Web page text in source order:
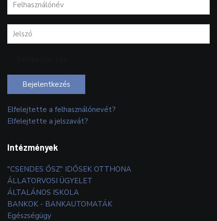
Bejelentkezés
Elfelejtette a felhasználónevét?
Elfelejtette a jelszavát?
Intézmények
"CSENDES ŐSZ" IDŐSEK OTTHONA
ÁLLATORVOSI ÜGYELET
ÁLTALÁNOS ISKOLA
BANKOK - BANKAUTOMATÁK
Egészségügy